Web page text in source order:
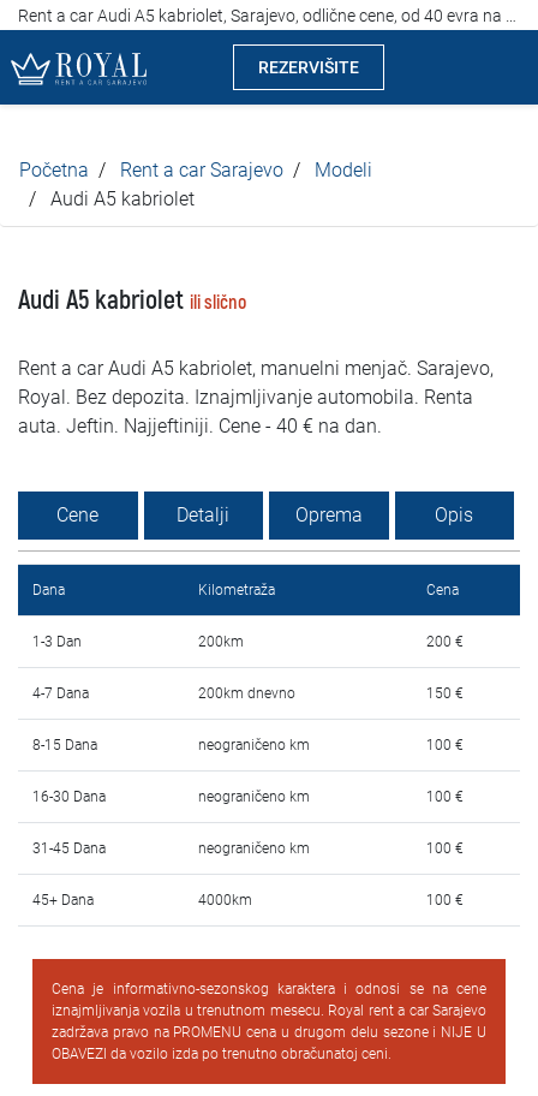
REZERVIŠITE
Kompanija
Lokacije
Iznajmljivanje vozila
Cijene
Uslovi najma
Najčešća pitanja
Blog
Kontakt
EN
Početna Rent a car Sarajevo
Modeli
Audi A5 kabriolet
Audi A5 kabriolet ili slično
Rent a car Audi A5 kabriolet, manuelni menjač. Sarajevo,
Royal. Bez depozita. Iznajmljivanje automobila. Renta
auta. Jeftin. Najjeftiniji. Cene - 40 € na dan.
Cene Detalji Oprema Opis
Dana Kilometraža Cena
1-3 Dan 200km 200 €
4-7 Dana 200km dnevno 150 €
8-15 Dana neograničeno km 100 €
16-30 Dana neograničeno km 100 €
31-45 Dana neograničeno km 100 €
45+ Dana 4000km 100 €
Cena je informativno-sezonskog karaktera i odnosi se na cene
iznajmljivanja vozila u trenutnom mesecu. Royal rent a car Sarajevo
zadržava pravo na PROMENU cena u drugom delu sezone i NIJE U
OBAVEZI da vozilo izda po trenutno obračunatoj ceni.